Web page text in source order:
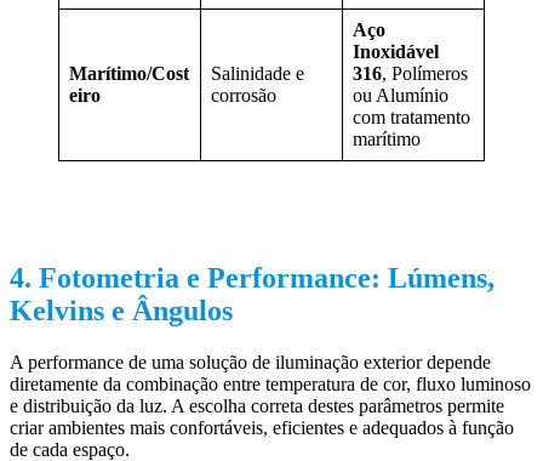
Marítimo/Cost
eiro
Salinidade e
corrosão
Aço
Inoxidável
316, Polímeros
ou Alumínio
com tratamento
marítimo
4. Fotometria e Performance: Lúmens,
Kelvins e Ângulos
A performance de uma solução de iluminação exterior depende
diretamente da combinação entre temperatura de cor, fluxo luminoso
e distribuição da luz. A escolha correta destes parâmetros permite
criar ambientes mais confortáveis, eficientes e adequados à função
de cada espaço.